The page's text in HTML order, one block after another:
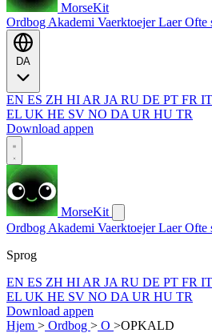
MorseKit
Ordbog Akademi VaerktoejerLaerOfte
EN ES ZH HI AR JA RU DE PT FR IT
EL UK HE SV NO DA UR HU TR
Download appen
MorseKit
Ordbog Akademi VaerktoejerLaerOfte
Sprog
EN ES ZH HI AR JA RU DE PT FR IT
EL UK HE SV NO DA UR HU TR
Download appen
Hjem > Ordbog > O >OPKALD